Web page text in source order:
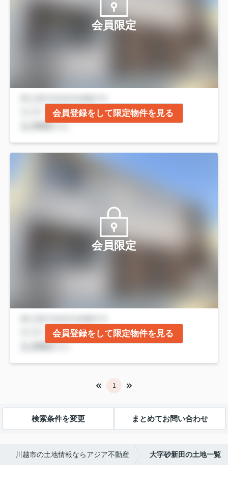
会員限定
会員登録をして限定物件を見る
会員限定
会員登録をして限定物件を見る
1
検索条件を変更 まとめてお問い合わせ
川越市の土地情報ならアジア不動産 大字砂新田の土地一覧